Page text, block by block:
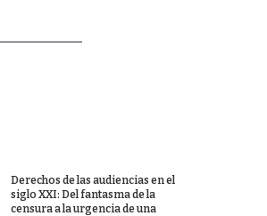
Derechos de las audiencias en el
siglo XXI: Del fantasma de la
censura a la urgencia de una